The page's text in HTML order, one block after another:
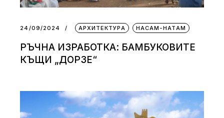
24/09/2024 АРХИТЕКТУРА НАСАМ-НАТАМ
РЪЧНА ИЗРАБОТКА: БАМБУКОВИТЕ
КЪЩИ „ДОРЗЕ“